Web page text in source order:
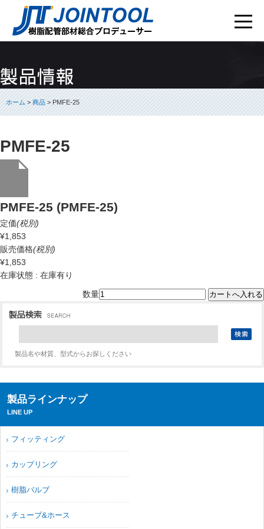
ホーム>商品> PMFE-25
PMFE-25
PMFE-25 (PMFE-25)
定価(税別)
¥1,853
販売価格(税別)
¥1,853
在庫状態 : 在庫有り
数量
製品名や材質、型式からお探しください
製品ラインナップ
LINE UP
フィッティング
カップリング
樹脂バルブ
チューブ&ホース